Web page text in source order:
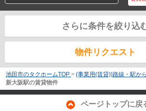
さらに条件を絞り込
物件リクエスト
池田市のタクホームTOP > (事業用(賃貸))路線・駅か
新大阪駅の賃貸物件
ページトップに戻